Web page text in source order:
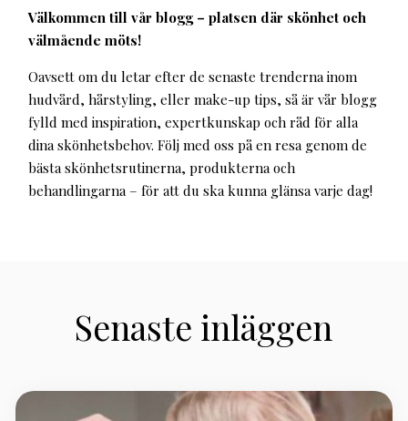
Välkommen till vår blogg – platsen där skönhet och
välmående möts!
Oavsett om du letar efter de senaste trenderna inom
hudvård, hårstyling, eller make-up tips, så är vår blogg
fylld med inspiration, expertkunskap och råd för alla
dina skönhetsbehov. Följ med oss på en resa genom de
bästa skönhetsrutinerna, produkterna och
behandlingarna – för att du ska kunna glänsa varje dag!
Senaste inläggen